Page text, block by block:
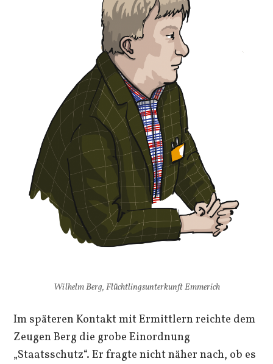
Wilhelm Berg, Flüchtlingsunterkunft Emmerich
Im späteren Kontakt mit Ermittlern reichte dem
Zeugen Berg die grobe Einordnung
„Staatsschutz“. Er fragte nicht näher nach, ob es